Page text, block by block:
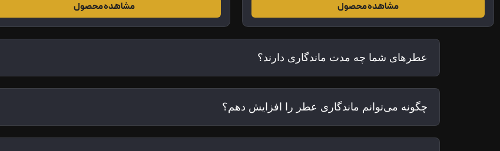
مشاهده محصول مشاهده محصول
عطرهای شما چه مدت ماندگاری دارند؟
چگونه می‌توانم ماندگاری عطر را افزایش دهم؟